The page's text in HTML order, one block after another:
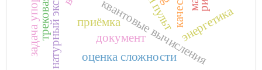
квантовые вычисления
энергетика
документ
оценка сложности
приёмка